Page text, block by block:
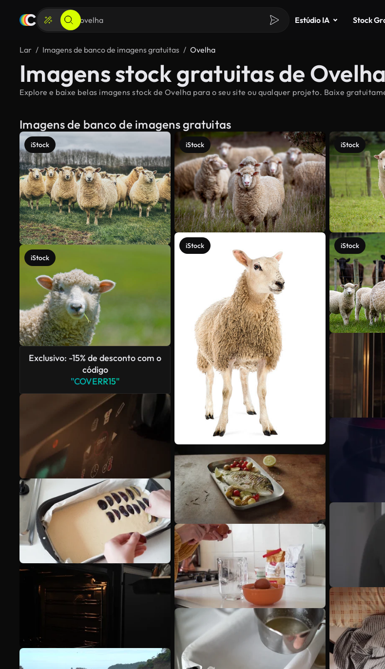
Estúdio IA Stock
Lar Imagens de banco de imagens gratuitas Ovelha
Imagens stock gratuitas de Ovelha
Explore e baixe belas imagens stock de Ovelha para o seu site ou qualquer projeto. Baixe
Imagens de banco de imagens gratuitas
iStock
iStock
Exclusivo: -15% de desconto com o
código
"COVERR15"
iStock
iStock
iStock
iStock